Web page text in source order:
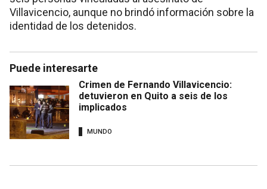
Villavicencio, aunque no brindó información sobre la
identidad de los detenidos.
Puede interesarte
Crimen de Fernando Villavicencio:
detuvieron en Quito a seis de los
implicados
MUNDO